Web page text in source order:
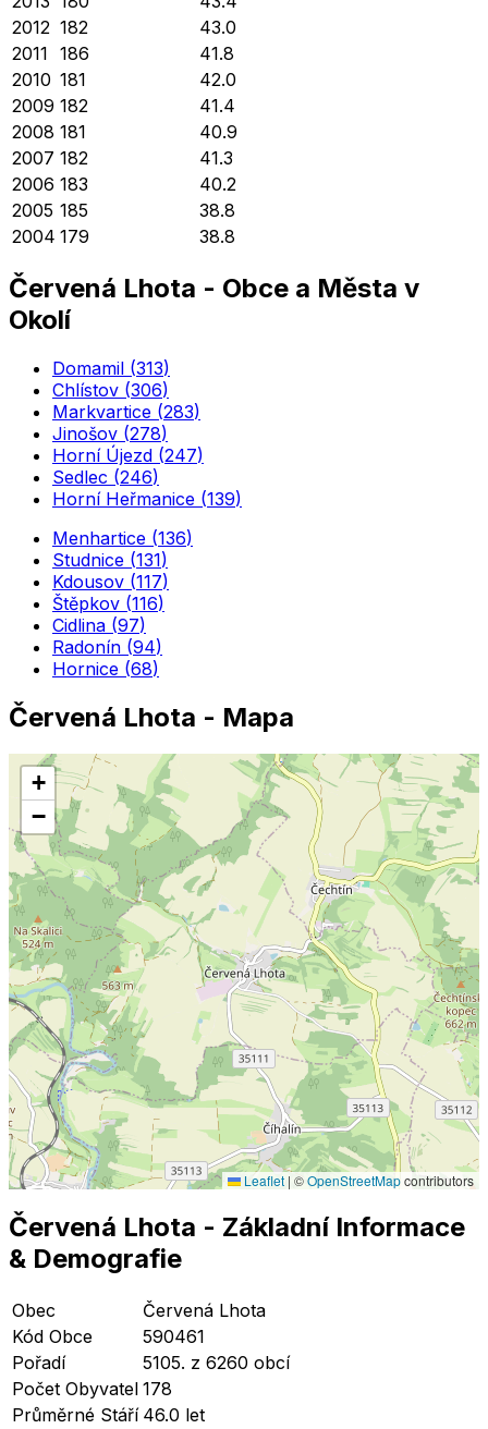
2012 182
43.0
2011 186
41.8
2010 181
42.0
2009 182
41.4
2008 181
40.9
2007 182
41.3
2006 183
40.2
2005 185
38.8
2004 179 38.8
Červená Lhota - Obce a Města v
Okolí
Domamil (313)
Chlístov (306)
Markvartice (283)
Jinošov (278)
Horní Újezd (247)
Sedlec (246)
Horní Heřmanice (139)
Menhartice (136)
Studnice (131)
Kdousov (117)
Štěpkov (116)
Cidlina (97)
Radonín (94)
Hornice (68)
Červená Lhota - Mapa
+
−
Leaflet | ©OpenStreetMapcontributors
Červená Lhota - Základní Informace
& Demografie
Obec
Červená Lhota
Kód Obce
590461
Pořadí
5105. z 6260 obcí
Počet Obyvatel 178
Průměrné Stáří 46.0 let